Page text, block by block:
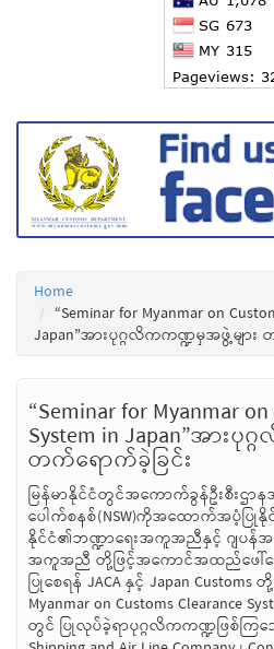
Home
“Seminar for Myanmar on
Japan”အားပုဂ္ဂလိကကဏ္ဍမှအဖွဲ့များ
“Seminar for Myanmar
System in Japan”အား
တက်ရောက်ခဲ့ခြင်း
မြန်မာနိုင်ငံတွင်အကောက်ခွန်ဦးစီးဌာ
ပေါက်စနစ်(NSW)ကိုအထောက်အပံ့ပြုနိုင်
နိုင်ငံ၏ဘဏ္ဍာရေးအကူအညီနှင့် ဂျပ
အကူအညီ တို့ဖြင့်အကောင်အထည်ဖေါ်
ပြုစေရန် JACA နှင့် Japan Customs
Myanmar on Customs Clearance
တွင် ပြုလုပ်ခဲ့ရာပုဂ္ဂလိကကဏ္ဍဖြစ်ကြသော